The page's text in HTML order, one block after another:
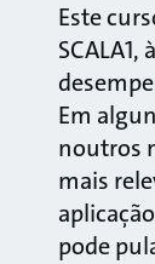
Este
Em
noutros
mais
pode